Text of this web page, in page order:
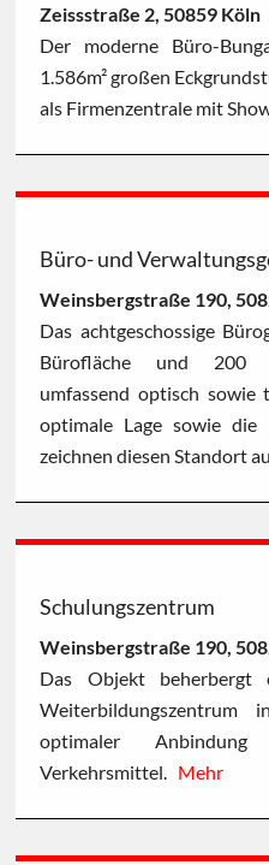
Zeissstraße 2, 50859 Köln
Der moderne Büro-
1.586m² großen
als Firmenzentrale mit
Büro- und
Weinsbergstraße 190,
Das achtgeschossige
Bürofläche und 200
umfassend optisch sowie
optimale Lage sowie die
zeichnen diesen Standort
Schulungszentrum
Weinsbergstraße 190,
Das Objekt
optimaler
Verkehrsmittel. Mehr